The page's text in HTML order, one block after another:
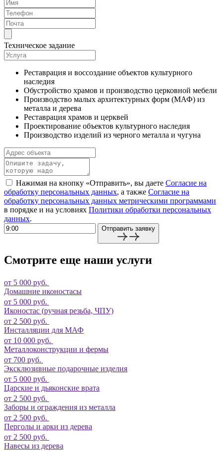
Техническое задание
Реставрация и воссоздание объектов культурного
наследия
Обустройство храмов и производство церковной мебели
Производство малых архитектурных форм (МАФ) из
металла и дерева
Реставрация храмов и церквей
Проектирование объектов культурного наследия
Производство изделий из черного металла и чугуна
Нажимая на кнопку «Отправить», вы даете Согласие на
обработку персональных данных, а также Согласие на
обработку персональных данных метрическими программами
в порядке и на условиях Политики обработки персональных
данных.
Отправить заявку
Смотрите еще наши услуги
от 5 000 руб.
Домашние иконостасы
от 5 000 руб.
Иконостас (ручная резьба, ЧПУ)
от 2 500 руб.
Инсталляции для МАФ
от 10 000 руб.
Металлоконструкции и фермы
от 700 руб.
Эксклюзивные подарочные изделия
от 5 000 руб.
Царские и дьяконские врата
от 2 500 руб.
Заборы и ограждения из металла
от 2 500 руб.
Перголы и арки из дерева
от 2 500 руб.
Навесы из дерева